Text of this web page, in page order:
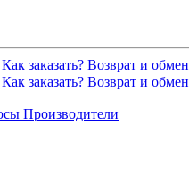
Как заказать? Возврат и обмен
Как заказать? Возврат и обмен
Производители